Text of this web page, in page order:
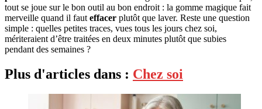
tout se joue sur le bon outil au bon endroit : la gomme magique fait
merveille quand il faut effacer plutôt que laver. Reste une question
simple : quelles petites traces, vues tous les jours chez soi,
mériteraient d’être traitées en deux minutes plutôt que subies
pendant des semaines ?
Plus d'articles dans : Chez soi